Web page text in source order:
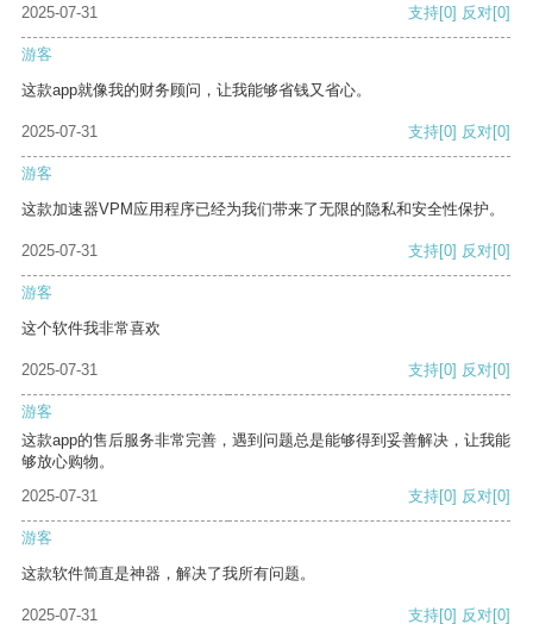
2025-07-31
支持[0] 反对[0]
游客
这款app就像我的财务顾问，让我能够省钱又省心。
2025-07-31 支持[0] 反对[0]
游客
这款加速器VPM应用程序已经为我们带来了无限的隐私和安全性保护。
2025-07-31 支持[0] 反对[0]
游客
这个软件我非常喜欢
2025-07-31 支持[0] 反对[0]
游客
这款app的售后服务非常完善，遇到问题总是能够得到妥善解决，让我能
够放心购物。
2025-07-31
支持[0] 反对[0]
游客
这款软件简直是神器，解决了我所有问题。
2025-07-31 支持[0] 反对[0]